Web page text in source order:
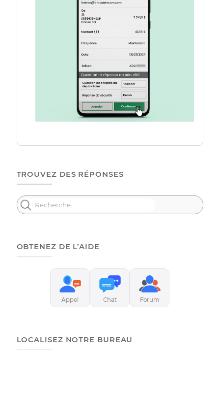
que interac@bravotelecom.com
N’indiquez pas une autre réponse que
bravo à la question de sécurité — cela
bloquera la réception automatique
N’oubliez pas d’inscrire votre numéro de
compte dans le champ message
N’ajoutez pas de texte inutile comme «
07
Vérifiez les informations et cochez la case de